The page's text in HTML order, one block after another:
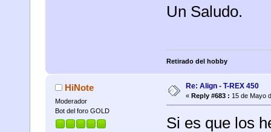
Un Saludo.
Retirado del hobby
HiNote
Moderador
Bot del foro GOLD
Re: Align - T-REX 450
« Reply #683 : 15 de Mayo
Si es que los